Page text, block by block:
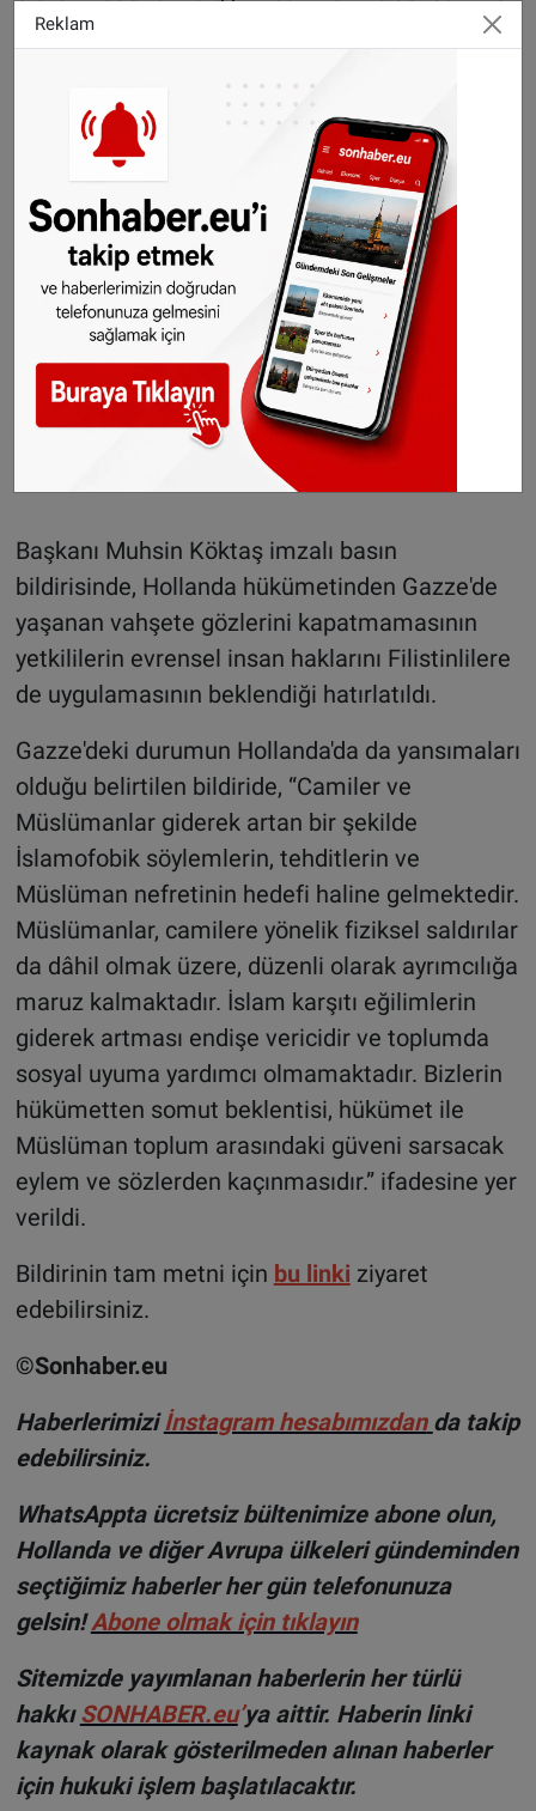
erişimini engellendiği belirtildi. Evler, okullar,
binlerce Filistinlinin yerinden edildiği
belirtilirken, bu insanların barınaklarının
olmadığı ve temel ihtiyaçlarına erişimlerinin
bulunmadığına vurgu yapıldı.
“Bu savaş suçları uluslararası savaş hukukunu
ihlal etmektedir.” denilen bildiride, Yetkilileri
ateşkes, kalıcı barış ve istikrar için harekete
geçmeye çağrı yapıldı, soykırıma varan bu
suçlardan sorumlu olanların Uluslararası Ceza
Mahkemesi tarafından yargılanması gerektiği
Başkanı Muhsin Köktaş imzalı basın
bildirisinde, Hollanda hükümetinden Gazze'de
yaşanan vahşete gözlerini kapatmamasının
yetkililerin evrensel insan haklarını Filistinlilere
de uygulamasının beklendiği hatırlatıldı.
Gazze'deki durumun Hollanda'da da yansımaları
olduğu belirtilen bildiride, “Camiler ve
Müslümanlar giderek artan bir şekilde
İslamofobik söylemlerin, tehditlerin ve
Müslüman nefretinin hedefi haline gelmektedir.
Müslümanlar, camilere yönelik fiziksel saldırılar
da dâhil olmak üzere, düzenli olarak ayrımcılığa
maruz kalmaktadır. İslam karşıtı eğilimlerin
giderek artması endişe vericidir ve toplumda
sosyal uyuma yardımcı olmamaktadır. Bizlerin
hükümetten somut beklentisi, hükümet ile
Müslüman toplum arasındaki güveni sarsacak
eylem ve sözlerden kaçınmasıdır.” ifadesine yer
verildi.
Bildirinin tam metni için bu linki ziyaret
edebilirsiniz.
©Sonhaber.eu
Haberlerimizi İnstagram hesabımızdan da takip
edebilirsiniz.
WhatsAppta ücretsiz bültenimize abone olun,
Hollanda ve diğer Avrupa ülkeleri gündeminden
seçtiğimiz haberler her gün telefonunuza
gelsin! Abone olmak için tıklayın
Sitemizde yayımlanan haberlerin her türlü
hakkıSONHABER.eu’ya aittir. Haberin linki
kaynak olarak gösterilmeden alınan haberler
için hukuki işlem başlatılacaktır.
Reklam